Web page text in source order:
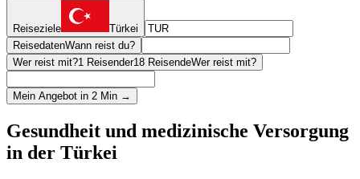
Reiseziele
Türkei
ReisedatenWann reist du?
Wer reist mit?1 Reisender18 ReisendeWer reist mit?
Mein Angebot in 2 Min →
Gesundheit und medizinische Versorgung
in der Türkei